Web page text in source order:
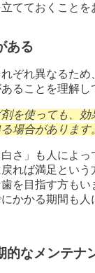
てておくことを
ある
ぞれ異なるため
ることを理解し
を使っても、効
場合があります
さ」も人によっ
れば満足という
を目指す方もい
かかる期間も人
的なメンテナ